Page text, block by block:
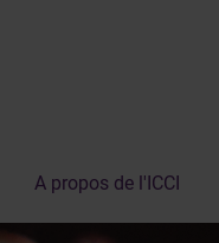
A propos de l'ICCI